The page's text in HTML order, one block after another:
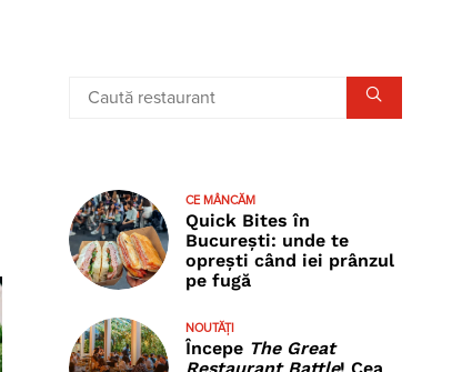
CE MÂNCĂM
Quick Bites în
București: unde te
oprești când iei prânzul
pe fugă
NOUTĂȚI
Începe The Great